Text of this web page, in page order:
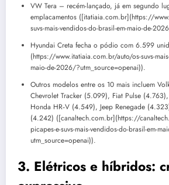
VW Tera – recém-lançado, já em segundo
emplacamentos ([itatiaia.com.br](https://
suvs-mais-vendidos-do-brasil-em-maio-de-
Hyundai Creta fecha o pódio com 6.599
(https://www.itatiaia.com.br/auto/os-suvs-
maio-de-2026/?utm_source=openai)).
Outros modelos entre os 10 mais incluem
Chevrolet Tracker (5.099), Fiat Pulse
Honda HR‑V (4.549), Jeep Renegade
(4.242) ([canaltech.com.br](https://
picapes-e-suvs-mais-vendidos-do-brasil-em-
utm_source=openai)).
3. Elétricos e híbridos: